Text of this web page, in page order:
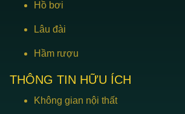
Hồ bơi
Lâu đài
Hầm rượu
THÔNG TIN HỮU ÍCH
Không gian nội thất